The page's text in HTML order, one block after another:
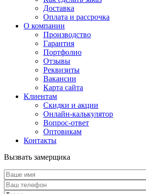
Доставка
Оплата и рассрочка
О компании
Производство
Гарантия
Портфолио
Отзывы
Реквизиты
Вакансии
Карта сайта
Клиентам
Скидки и акции
Онлайн-калькулятор
Вопрос-ответ
Оптовикам
Контакты
Вызвать замерщика